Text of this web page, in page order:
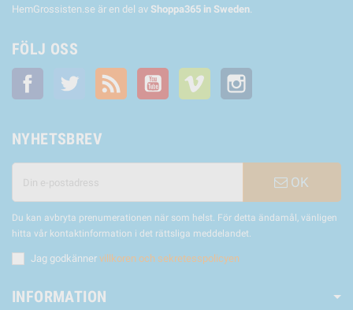
HemGrossisten.se är en del av Shoppa365 in Sweden.
FÖLJ OSS
Facebook Twitter RSS YouTube Vimeo
NYHETSBREV
OK
Du kan avbryta prenumerationen när som helst. För detta ändamål, vänligen
hitta vår kontaktinformation i det rättsliga meddelandet.
Jag godkänner villkoren och sekretesspolicyen
INFORMATION